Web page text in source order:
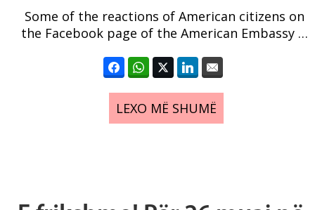
Some of the reactions of American citizens on
the Facebook page of the American Embassy …
LEXO MË SHUMË